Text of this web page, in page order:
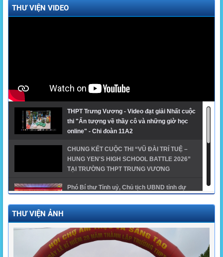
THƯ VIỆN VIDEO
THPT Trưng Vương - Video đạt giải Nhất cuộc
thi "Ấn tượng về thầy cô và những giờ học
online" - Chi đoàn 11A2
CHUNG KẾT CUỘC THI “VŨ ĐÀI TRÍ TUỆ –
HUNG YEN'S HIGH SCHOOL BATTLE 2026”
TẠI TRƯỜNG THPT TRƯNG VƯƠNG
Phó Bí thư Tỉnh uỷ, Chủ tịch UBND tỉnh dự
2024 - THPT Trưng Vương
THƯ VIỆN ẢNH